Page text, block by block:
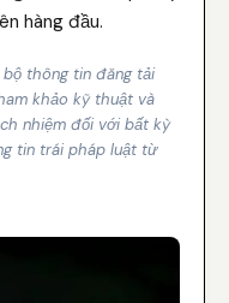
hàng đầu.
thông tin đăng tải
khảo kỹ thuật và
nhiệm đối với bất kỳ
tin trái pháp luật từ